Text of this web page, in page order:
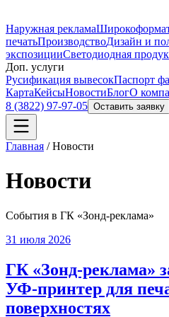
Наружная реклама
печатьПроизводствоДизайн и
экспозицииСветодиодная
Доп. услуги
Русификация вывесокПаспорт
КартаКейсыНовостиБлогО
8 (3822) 97-97-05 Оставить заявку
Главная /Новости
Новости
События в ГК «Зонд-реклама»
31 июля 2026
ГК «Зонд-реклама»
УФ-принтер для
поверхностях